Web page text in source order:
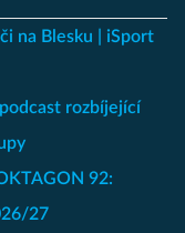
na Blesku
iSport
rozbíjející
92:
27